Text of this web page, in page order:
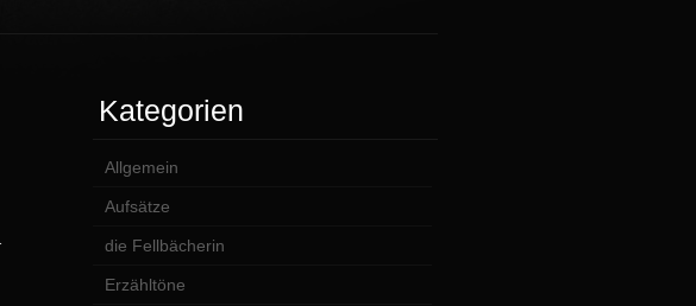
Kategorien
Allgemein
Aufsätze
die Fellbächerin
Erzähltöne